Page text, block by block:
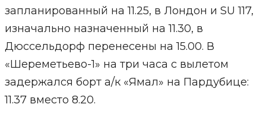
запланированный на 11.25, в Лондон и SU 117,
изначально назначенный на 11.30, в
Дюссельдорф перенесены на 15.00. В
«Шереметьево-1» на три часа с вылетом
задержался борт а/к «Ямал» на Пардубице:
11.37 вместо 8.20.